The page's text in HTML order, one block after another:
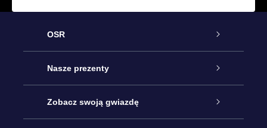
OSR
Obsługa
Kontakt
Nasze prezenty
Podarunek Gwiazda Online
Zobacz swoją gwiazdę